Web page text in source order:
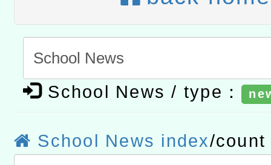
「數位內容與教學軟體線
t」
有關大陸委員會函釋公務
赴陸應申請許可一案
轉知經濟部水利署委託財
位及節水達人選拔活動」
市孔廟祈福系列活動—儒
2026年桃園地景藝術節教
School News / type：
School News index/count